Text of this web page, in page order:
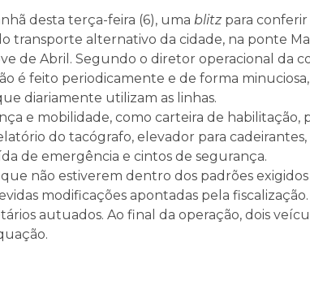
desta terça-feira (6), uma blitzpara conferir
transporte alternativo da cidade, na ponte
de Abril. Segundo o diretor operacional da
é feito periodicamente e de forma
diariamente utilizam as linhas.
e mobilidade, como carteira de habilitação,
do tacógrafo, elevador para cadeirantes,
de emergência e cintos de segurança.
não estiverem dentro dos padrões exigidos
modificações apontadas pela fiscalização.
autuados. Ao final da operação, dois